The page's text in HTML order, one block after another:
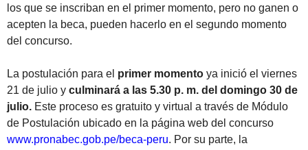
los que se inscriban en el primer momento, pero no ganen o
acepten la beca, pueden hacerlo en el segundo momento
del concurso.
La postulación para el primer momento ya inició el viernes
21 de julio y culminará a las 5.30 p. m. del domingo 30 de
julio. Este proceso es gratuito y virtual a través de Módulo
de Postulación ubicado en la página web del concurso
www.pronabec.gob.pe/beca-peru. Por su parte, la